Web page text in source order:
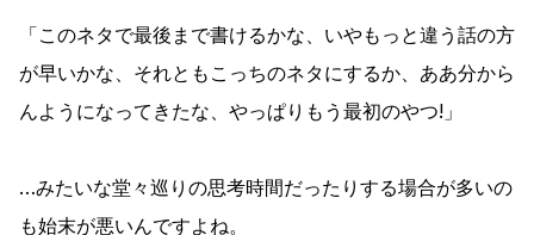
「このネタで最後まで書けるかな、いやもっと違う話の方
が早いかな、それともこっちのネタにするか、ああ分から
んようになってきたな、やっぱりもう最初のやつ!」
…みたいな堂々巡りの思考時間だったりする場合が多いの
も始末が悪いんですよね。